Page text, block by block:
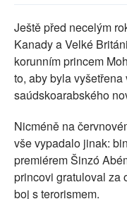
RUBRIKY
PLNÁ VERZE STRÁNEK
Ještě před necelým
Kanady a Velké
korunním princem
to, aby byla
saúdskoarabského
Nicméně na
vše vypadalo jinak:
premiérem Šinzó
princovi gratuloval za
boj s terorismem.